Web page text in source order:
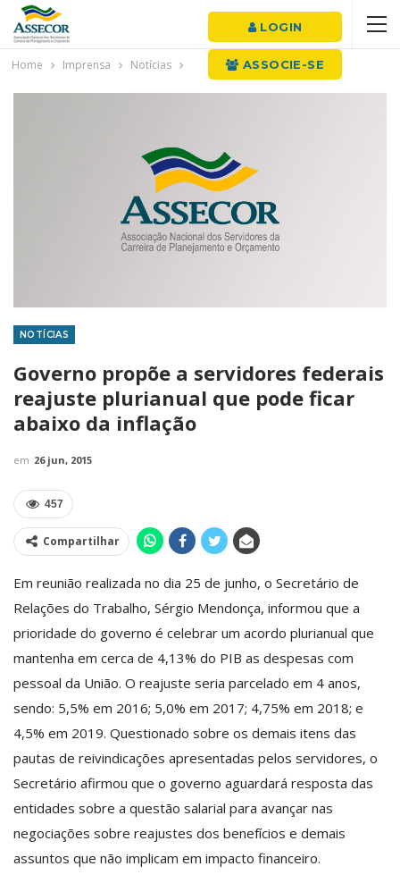
LOGIN
ASSOCIE-SE
Home Imprensa Notícias
NOTÍCIAS
Governo propõe a servidores federais
reajuste plurianual que pode ficar
abaixo da inflação
em 26 jun, 2015
457
Compartilhar
Em reunião realizada no dia 25 de junho, o Secretário de
Relações do Trabalho, Sérgio Mendonça, informou que a
prioridade do governo é celebrar um acordo plurianual que
mantenha em cerca de 4,13% do PIB as despesas com
pessoal da União. O reajuste seria parcelado em 4 anos,
sendo: 5,5% em 2016; 5,0% em 2017; 4,75% em 2018; e
4,5% em 2019. Questionado sobre os demais itens das
pautas de reivindicações apresentadas pelos servidores, o
Secretário afirmou que o governo aguardará resposta das
entidades sobre a questão salarial para avançar nas
negociações sobre reajustes dos benefícios e demais
assuntos que não implicam em impacto financeiro.